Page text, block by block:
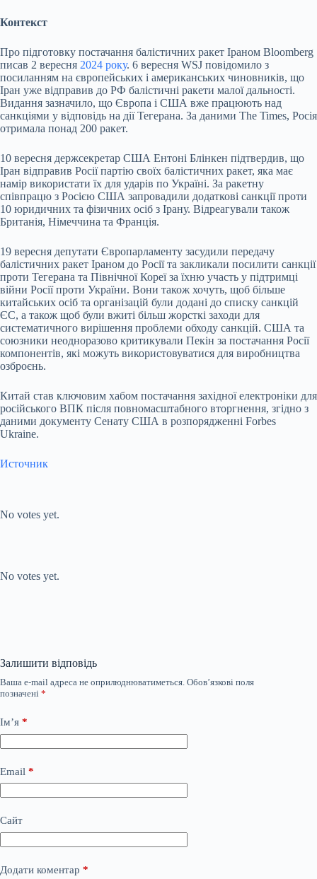
Контекст
Про підготовку постачання балістичних ракет Іраном Bloomberg
писав 2 вересня 2024 року. 6 вересня WSJ повідомило з
посиланням на європейських і американських чиновників, що
Іран уже відправив до РФ балістичні ракети малої дальності.
Видання зазначило, що Європа і США вже працюють над
санкціями у відповідь на дії Тегерана. За даними The Times, Росія
отримала понад 200 ракет.
10 вересня держсекретар США Ентоні Блінкен підтвердив, що
Іран відправив Росії партію своїх балістичних ракет, яка має
намір використати їх для ударів по Україні. За ракетну
співпрацю з Росією США запровадили додаткові санкції проти
10 юридичних та фізичних осіб з Ірану. Відреагували також
Британія, Німеччина та Франція.
19 вересня депутати Європарламенту засудили передачу
балістичних ракет Іраном до Росії та закликали посилити санкції
проти Тегерана та Північної Кореї за їхню участь у підтримці
війни Росії проти України. Вони також хочуть, щоб більше
китайських осіб та організацій були додані до списку санкцій
ЄС, а також щоб були вжиті більш жорсткі заходи для
систематичного вирішення проблеми обходу санкцій. США та
союзники неодноразово критикували Пекін за постачання Росії
компонентів, які можуть використовуватися для виробництва
озброєнь.
Китай став ключовим хабом постачання західної електроніки для
російського ВПК після повномасштабного вторгнення, згідно з
даними документу Сенату США в розпорядженні Forbes
Ukraine.
Источник
No votes yet.
No votes yet.
Залишити відповідь
Ваша e-mail адреса не оприлюднюватиметься. Обов’язкові поля
позначені *
Ім’я *
Email *
Сайт
Додати коментар *